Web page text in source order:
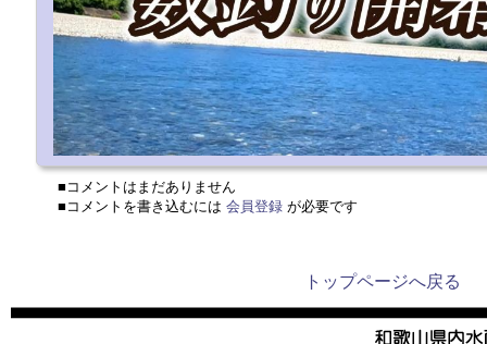
■コメントはまだありません
■コメントを書き込むには 会員登録 が必要です
トップページへ戻る